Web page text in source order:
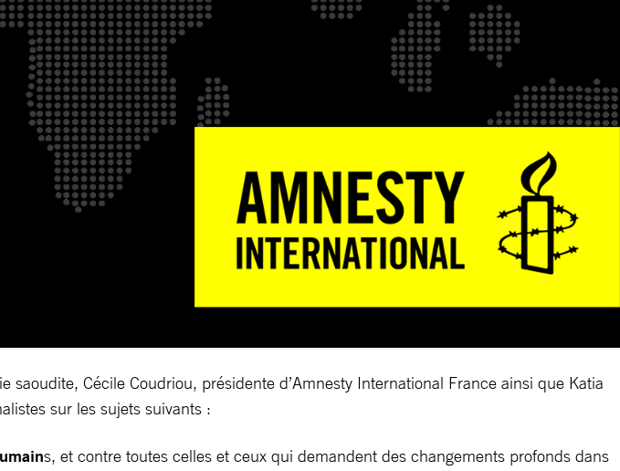
Cécile Coudriou, présidente d’Amnesty International France ainsi que Katia
sur les sujets suivants :
s, et contre toutes celles et ceux qui demandent des changements profonds dans